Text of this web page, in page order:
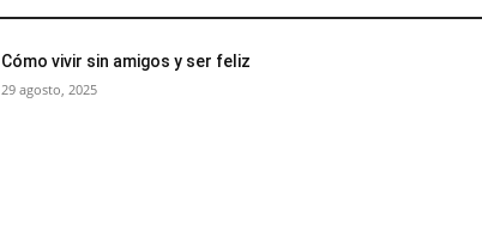
Cómo vivir sin amigos y ser feliz
29 agosto, 2025